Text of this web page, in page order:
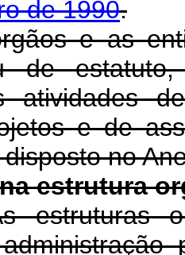
de 1990.
e as
de
atividades
e de
no
estrutura